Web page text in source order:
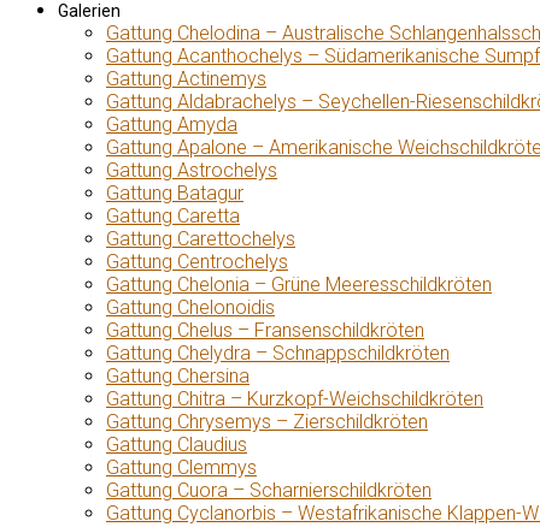
Galerien
Gattung Chelodina – Australische
Gattung Acanthochelys – Südamerikanische
Gattung Actinemys
Gattung Aldabrachelys – Seychellen-
Gattung Amyda
Gattung Apalone – Amerikanische
Gattung Astrochelys
Gattung Batagur
Gattung Caretta
Gattung Carettochelys
Gattung Centrochelys
Gattung Chelonia – Grüne Meeresschildkröten
Gattung Chelonoidis
Gattung Chelus – Fransenschildkröten
Gattung Chelydra – Schnappschildkröten
Gattung Chersina
Gattung Chitra – Kurzkopf-Weichschildkröten
Gattung Chrysemys – Zierschildkröten
Gattung Claudius
Gattung Clemmys
Gattung Cuora – Scharnierschildkröten
Gattung Cyclanorbis – Westafrikanische Klappen-